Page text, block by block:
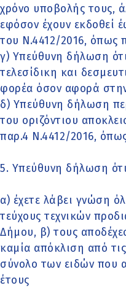
χρόνο υποβολής τους,
εφόσον έχουν εκδοθεί
του Ν.4412/2016, όπως
γ) Υπεύθυνη δήλωση
τελεσίδικη και
φορέα όσον αφορά
δ) Υπεύθυνη δήλωση
του οριζόντιου
παρ.4 Ν.4412/2016,
5. Υπεύθυνη δήλωση
α) έχετε λάβει γνώση
τεύχους τεχνικών
Δήμου, β) τους
καμία απόκλιση από
σύνολο των ειδών που
έτους